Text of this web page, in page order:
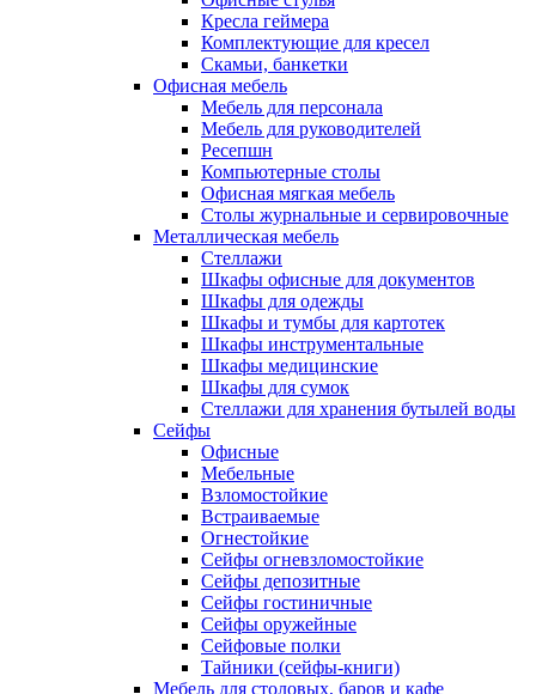
Кресла геймера
Комплектующие для кресел
Скамьи, банкетки
Офисная мебель
Мебель для персонала
Мебель для руководителей
Ресепшн
Компьютерные столы
Офисная мягкая мебель
Столы журнальные и сервировочные
Металлическая мебель
Стеллажи
Шкафы офисные для документов
Шкафы для одежды
Шкафы и тумбы для картотек
Шкафы инструментальные
Шкафы медицинские
Шкафы для сумок
Стеллажи для хранения бутылей воды
Сейфы
Офисные
Мебельные
Взломостойкие
Встраиваемые
Огнестойкие
Сейфы огневзломостойкие
Сейфы депозитные
Сейфы гостиничные
Сейфы оружейные
Сейфовые полки
Тайники (сейфы-книги)
Мебель для столовых, баров и кафе